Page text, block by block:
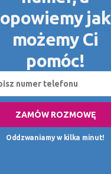
opowiemy jak
możemy Ci
pomóc!
ZAMÓW ROZMOWĘ
Oddzwaniamy w kilka minut!